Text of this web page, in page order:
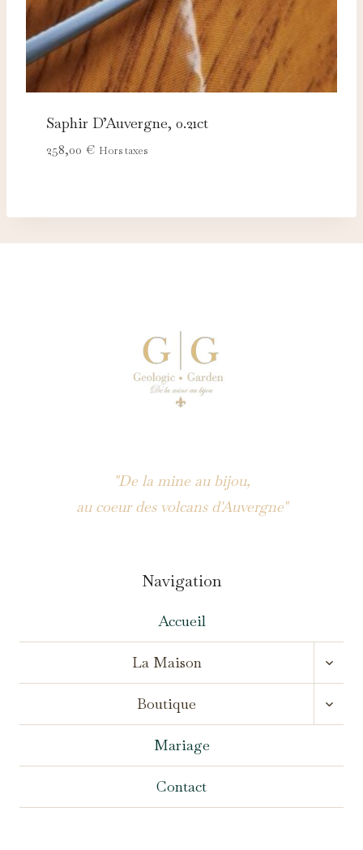
Saphir D’Auvergne, 0.21ct
258,00 € Hors taxes
"De la mine au bijou,
au coeur des volcans d'Auvergne"
Navigation
Accueil
La Maison
MENU
Boutique
MENU
Mariage
Contact